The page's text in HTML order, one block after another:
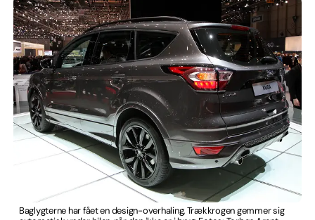
Baglygterne har fået en design-overhaling, Trækkrogen gemmer sig